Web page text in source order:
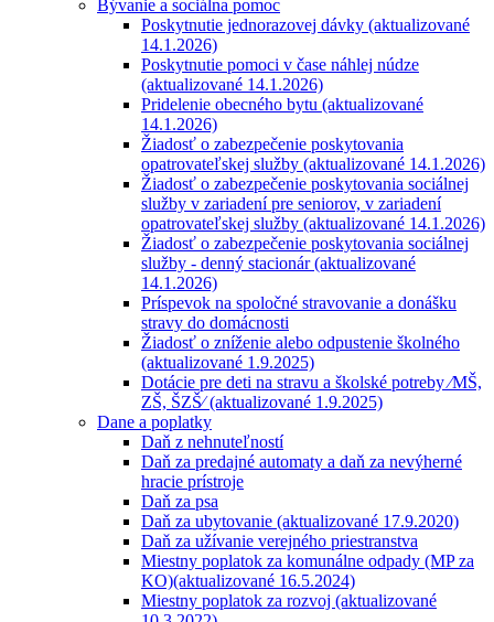
Bývanie a sociálna pomoc
Poskytnutie jednorazovej dávky (aktualizované
14.1.2026)
Poskytnutie pomoci v čase náhlej núdze
(aktualizované 14.1.2026)
Pridelenie obecného bytu (aktualizované
14.1.2026)
Žiadosť o zabezpečenie poskytovania
opatrovateľskej služby (aktualizované 14.1.2026)
Žiadosť o zabezpečenie poskytovania sociálnej
služby v zariadení pre seniorov, v zariadení
opatrovateľskej služby (aktualizované 14.1.2026)
Žiadosť o zabezpečenie poskytovania sociálnej
služby - denný stacionár (aktualizované
14.1.2026)
Príspevok na spoločné stravovanie a donášku
stravy do domácnosti
Žiadosť o zníženie alebo odpustenie školného
(aktualizované 1.9.2025)
Dotácie pre deti na stravu a školské potreby ⁄MŠ,
ZŠ, ŠZŠ⁄ (aktualizované 1.9.2025)
Dane a poplatky
Daň z nehnuteľností
Daň za predajné automaty a daň za nevýherné
hracie prístroje
Daň za psa
Daň za ubytovanie (aktualizované 17.9.2020)
Daň za užívanie verejného priestranstva
Miestny poplatok za komunálne odpady (MP za
KO)(aktualizované 16.5.2024)
Miestny poplatok za rozvoj (aktualizované